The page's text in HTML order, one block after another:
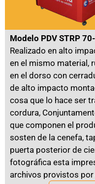
Modelo PDV STRP
Realizado en alto
en el mismo material,
en el dorso con
de alto impacto
cosa que lo hace ser
cordura,
que componen el
sosten de la cenefa,
puerta posterior de
fotográfica esta
archivos provistos por